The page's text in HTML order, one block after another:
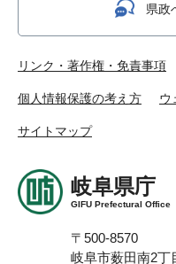
県政
リンク・著作権・免責事項
個人情報保護の考え方 ウ
サイトマップ
岐阜県庁
GIFU Prefectural Office
〒500-8570
岐阜市薮田南2丁